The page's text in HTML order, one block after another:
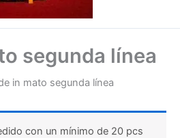
segunda línea
in mato segunda línea
con un mínimo de 20 pcs